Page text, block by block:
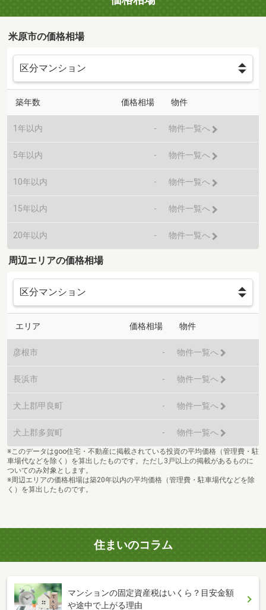
米原市の価格相場
築年数 価格相場 物件
1年以内 - 物件一覧へ
5年以内 - 物件一覧へ
10年以内 - 物件一覧へ
15年以内 - 物件一覧へ
20年以内 - 物件一覧へ
周辺エリアの価格相場
エリア 価格相場 物件
彦根市 - 物件一覧へ
長浜市 - 物件一覧へ
犬上郡甲良町 - 物件一覧へ
犬上郡多賀町 - 物件一覧へ
※このデータはgoo住宅・不動産に掲載されている投資の平均価格（管理費・駐
車場代などを除く）を算出したものです。ただし3戸以上の掲載があるものに
ついてのみ対象とします。
※周辺エリアの価格相場は築20年以内の平均価格（管理費・駐車場代などを除
く）を算出したものです。
住まいのコラム
マンションの固定資産税はいくら？目安金額
や途中で上がる理由